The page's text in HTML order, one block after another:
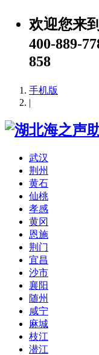
欢迎您来
400-889-
858
手机版
|
武汉
荆州
黄石
仙桃
孝感
黄冈
恩施
荆门
宜昌
沙市
襄阳
随州
咸宁
麻城
枝江
潜江